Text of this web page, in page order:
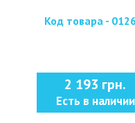
Код товара -
2 193 грн.
Есть в наличии